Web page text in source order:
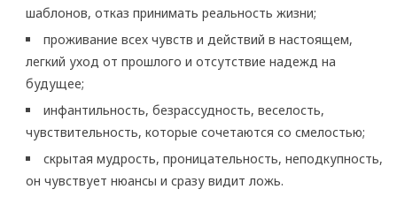
шаблонов, отказ принимать реальность жизни;
проживание всех чувств и действий в настоящем,
легкий уход от прошлого и отсутствие надежд на
будущее;
инфантильность, безрассудность, веселость,
чувствительность, которые сочетаются со смелостью;
скрытая мудрость, проницательность, неподкупность,
он чувствует нюансы и сразу видит ложь.